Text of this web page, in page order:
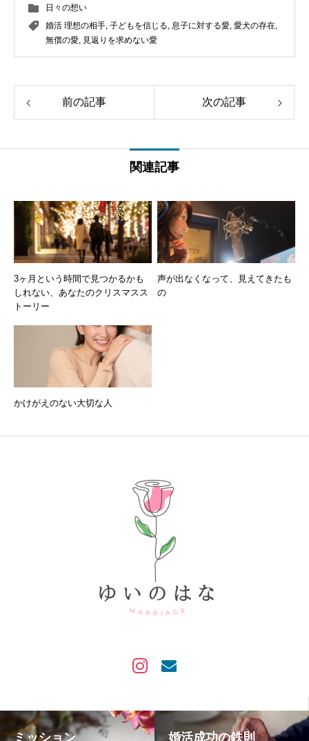
日々の想い
婚活 理想の相手, 子どもを信じる, 息子に対する愛, 愛犬の存在,
無償の愛, 見返りを求めない愛
前の記事 次の記事
関連記事
3ヶ月という時間で見つかるかも
しれない、あなたのクリスマスス
トーリー
声が出なくなって、見えてきたも
の
かけがえのない大切な人
ミッション 婚活成功の鉄則